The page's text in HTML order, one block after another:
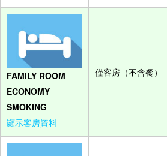
FAMILY ROOM
ECONOMY
SMOKING
顯示客房資料
僅客房（不含餐）